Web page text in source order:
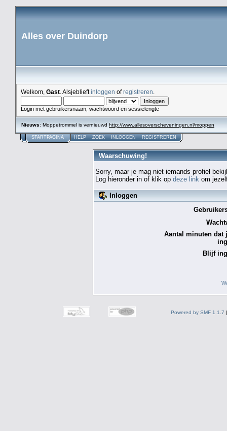
Alles over Duindorp
Welkom, Gast . Alsjeblieftinloggen ofregistreren
Login met gebruikersnaam, wachtwoord en sessielengte
Nieuws: Moppetrommel is vernieuwd http://www.allesoverscheveningen.nl/moppen
STARTPAGINA HELP ZOEK INLOGGEN REGISTREREN
Waarschuwing!
Sorry, maar je mag niet iemands profiel
Log hieronder in of klik op deze link om
Inloggen
Aantal minuten dat
Blijf
Powered by SMF 1.1.7